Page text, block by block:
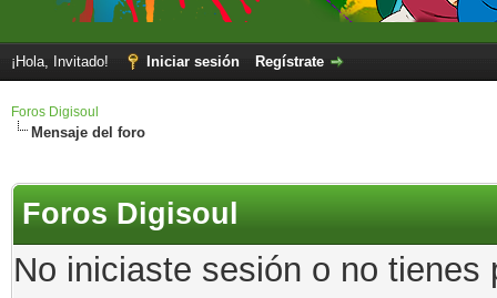
¡Hola, Invitado! Iniciar sesión Regístrate
Foros Digisoul
Mensaje del foro
Foros Digisoul
No iniciaste sesión o no